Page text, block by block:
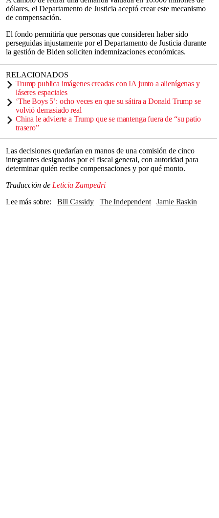
dólares, el Departamento de Justicia aceptó crear este mecanismo
de compensación.
El fondo permitiría que personas que consideren haber sido
perseguidas injustamente por el Departamento de Justicia durante
la gestión de Biden soliciten indemnizaciones económicas.
RELACIONADOS
Trump publica imágenes creadas con IA junto a alienígenas y
láseres espaciales
‘The Boys 5’: ocho veces en que su sátira a Donald Trump se
volvió demasiado real
China le advierte a Trump que se mantenga fuera de “su patio
trasero”
Las decisiones quedarían en manos de una comisión de cinco
integrantes designados por el fiscal general, con autoridad para
determinar quién recibe compensaciones y por qué monto.
Traducción de Leticia Zampedri
Lee más sobre
Bill Cassidy The Independent
Jamie Raskin